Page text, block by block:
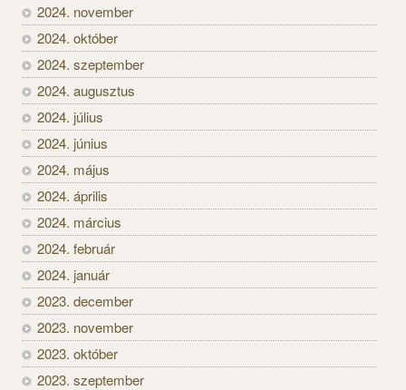
2024. november
2024. október
2024. szeptember
2024. augusztus
2024. július
2024. június
2024. május
2024. április
2024. március
2024. február
2024. január
2023. december
2023. november
2023. október
2023. szeptember